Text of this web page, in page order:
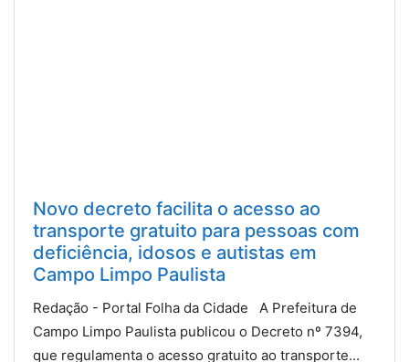
Novo decreto facilita o acesso ao
transporte gratuito para pessoas com
deficiência, idosos e autistas em
Campo Limpo Paulista
Redação - Portal Folha da Cidade A Prefeitura de
Campo Limpo Paulista publicou o Decreto nº 7394,
que regulamenta o acesso gratuito ao transporte...